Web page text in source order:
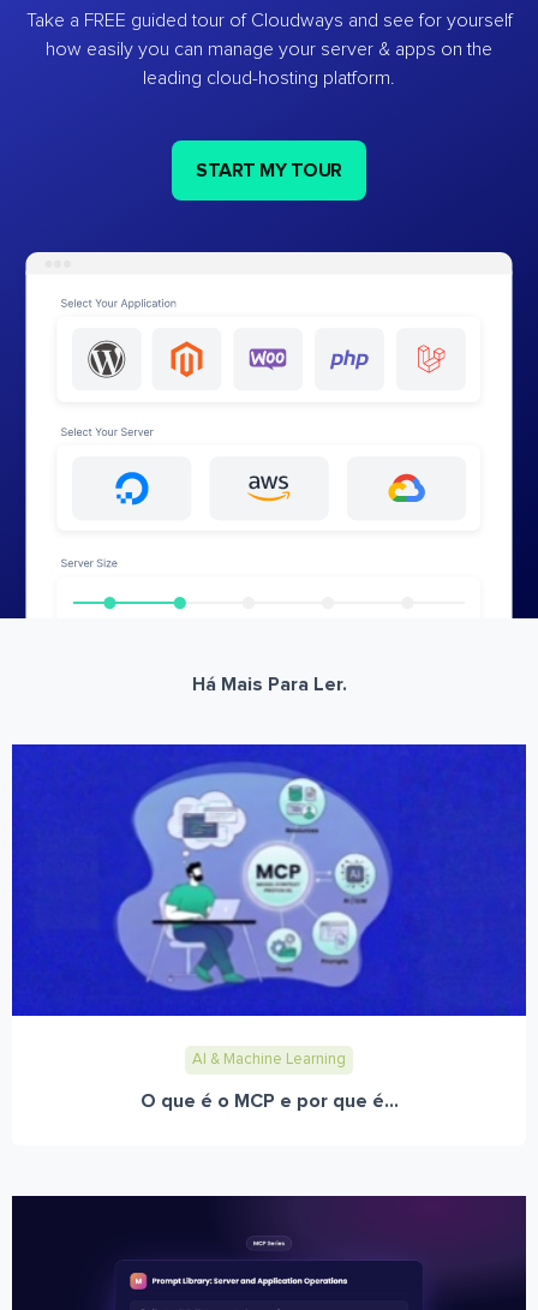
Take a FREE guided tour of Cloudways and see for yourself
how easily you can manage your server & apps on the
leading cloud-hosting platform.
START MY TOUR
Há Mais Para Ler.
AI & Machine Learning
O que é o MCP e por que é...